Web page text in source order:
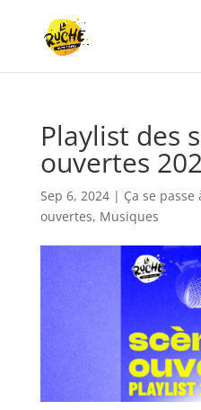
Playlist des
ouvertes
Sep 6, 2024| Ça se passe
ouvertes, Musiques